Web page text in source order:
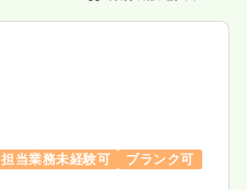
担当業務未経験可
ブランク可